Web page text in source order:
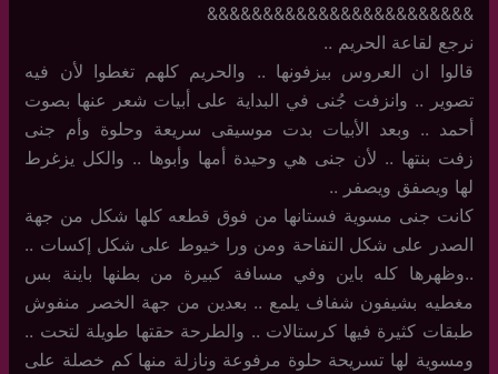
&&&&&&&&&&&&&&&&&&&&&&&&
نرجع لقاعة الحريم ..
قالوا ان العروس بيزفونها .. والحريم كلهم تغطوا لأن فيه
تصوير .. وانزفت جُنى في البداية على أبيات شعر عنها بصوت
أحمد .. وبعد الأبيات بدت موسيقى سريعة وحلوة وأم جنى
زفت بنتها .. لأن جنى هي وحيدة أمها وأبوها .. والكل يزغرط
لها ويصفق ويصفر ..
كانت جنى مسوية فستانها من فوق قطعه كلها شكل من جهة
الصدر على شكل التفاحة ومن ورا خيوط على شكل إكسات ..
..وظهرها كله باين وفي مسافة كبيرة من بطنها باينة بس
مغطيه بشيفون شفاف يلمع .. بعدين من جهة الخصر منفوش
طبقات كثيرة فيها كرستالات .. والطرحة حقتها طويلة لتحت ..
ومسوية لها تسريحة حلوة مرفوعة ونازلة منها كم خصلة على